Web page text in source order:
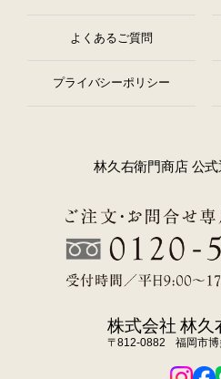
よくあるご質問
プライバシーポリシー
林久右衛門商店 公
株式会社 林久
〒812-0882 福岡市博